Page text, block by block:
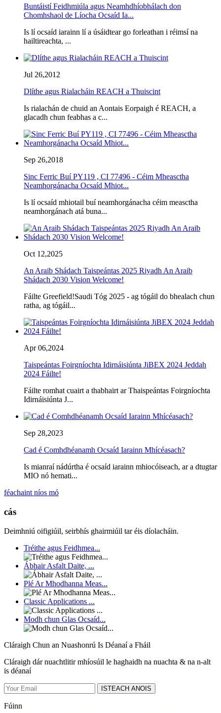
Buntáistí Feidhmiúla agus Neamhdhíobhálach don
Chomhshaol de Líocha Ocsaíd Ia...
Is lí ocsaíd iarainn lí a úsáidtear go forleathan i réimsí na
hailtireachta, ...
Jul 26,2012
Dlíthe agus Rialacháin REACH a Thuiscint
Is rialachán de chuid an Aontais Eorpaigh é REACH, a
glacadh chun feabhas a c...
Sep 26,2018
Sinc Ferric Buí PY119 , CI 77496 - Céim Mheasctha
Neamhorgánacha Ocsaíd Mhiot...
Is lí ocsaíd mhiotail buí neamhorgánacha céim measctha
neamhorgánach atá buna...
Oct 12,2025
An Araib Shádach Taispeántas 2025 Riyadh An Araib
Shádach 2030 Vision Welcome!
Fáilte Greefield!Saudi Tóg 2025 - ag tógáil do bhealach chun
ratha, ag tógáil...
Apr 06,2024
Taispeántas Foirgníochta Idirnáisiúnta JiBEX 2024 Jeddah
2024 Fáilte!
Fáilte romhat cuairt a thabhairt ar Thaispeántas Foirgníochta
Idirnáisiúnta J...
Sep 28,2023
Cad é Comhdhéanamh Ocsaíd Iarainn Mhícéasach?
Is mianraí nádúrtha é ocsaíd iarainn mhiocóiseach, ar a dtugtar
MIO nó hemati...
féachaint níos mó
cás
Deimhniú oifigiúil, seirbhís ghairmiúil tar éis díolacháin.
Tréithe agus Feidhmea...
Ábhair Asfalt Daite, ...
Plé Ar Mhodhanna Meas...
Classic Applications ...
Modh chun Glas Ocsaíd...
Cláraigh Chun an Nuashonrú Is Déanaí a Fháil
Cláraigh dár nuachtlitir mhíosúil le haghaidh na nuachta & na n-alt
is déanaí
ISTEACH ANOIS
Fúinn